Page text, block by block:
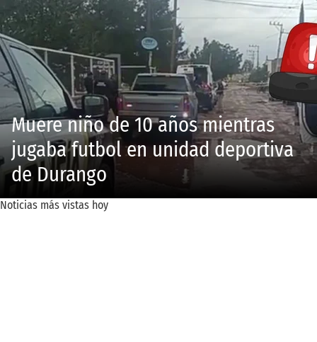
Muere niño de 10 años mientras
jugaba futbol en unidad deportiva
de Durango
Noticias más vistas hoy